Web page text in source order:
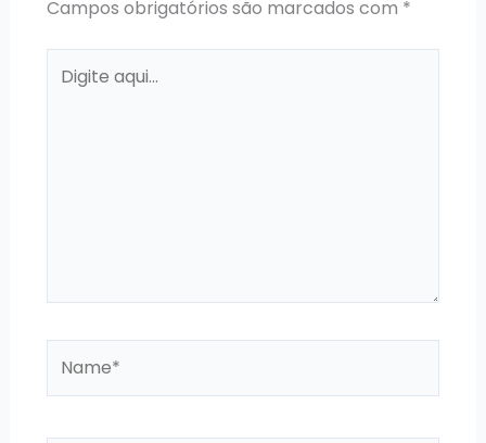
Campos obrigatórios são marcados com *
aqui...